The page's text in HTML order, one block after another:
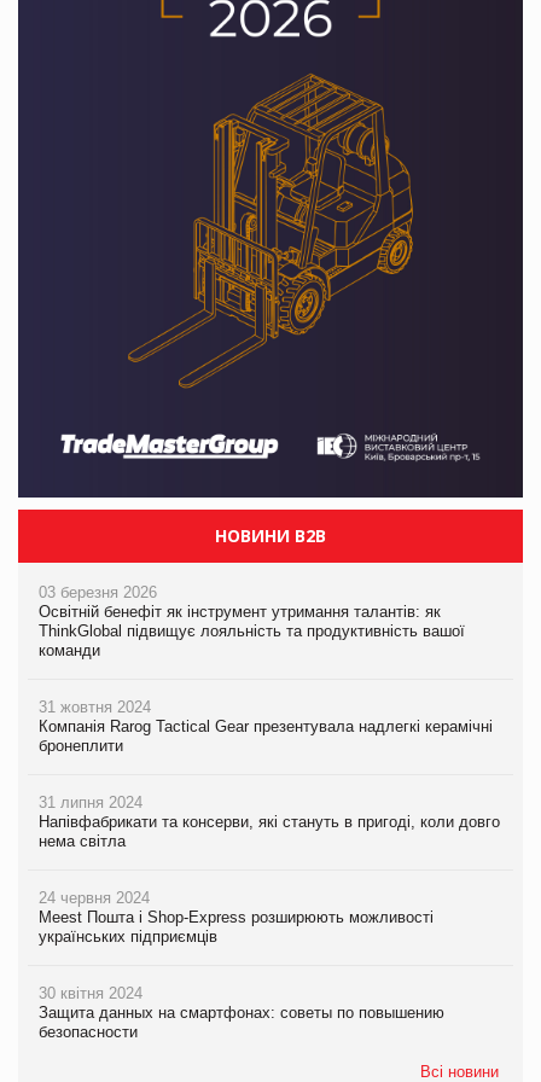
НОВИНИ B2B
03 березня 2026
Освітній бенефіт як інструмент утримання талантів: як
ThinkGlobal підвищує лояльність та продуктивність вашої
команди
31 жовтня 2024
Компанія Rarog Tactical Gear презентувала надлегкі керамічні
бронеплити
31 липня 2024
Напівфабрикати та консерви, які стануть в пригоді, коли довго
нема світла
24 червня 2024
Meest Пошта і Shop-Express розширюють можливості
українських підприємців
30 квітня 2024
Защита данных на смартфонах: советы по повышению
безопасности
Всі новини